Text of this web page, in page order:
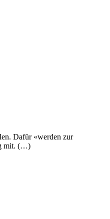
Dafür «werden zur
mit. (…)